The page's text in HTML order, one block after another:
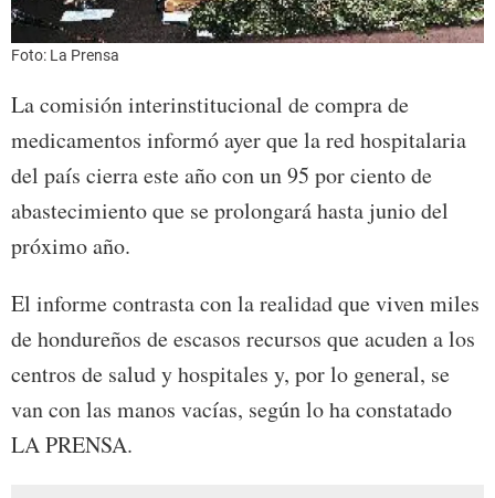
Foto: La Prensa
La comisión interinstitucional de compra de
medicamentos informó ayer que la red hospitalaria
del país cierra este año con un 95 por ciento de
abastecimiento que se prolongará hasta junio del
próximo año.
El informe contrasta con la realidad que viven miles
de hondureños de escasos recursos que acuden a los
centros de salud y hospitales y, por lo general, se
van con las manos vacías, según lo ha constatado
LA PRENSA.